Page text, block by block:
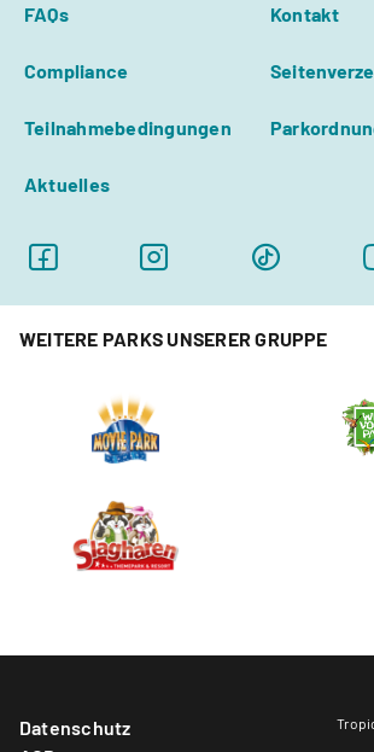
FAQs Kontakt
Compliance
Teilnahmebedingungen
Aktuelles
WEITERE PARKS UNSERER GRUPPE
Datenschutz